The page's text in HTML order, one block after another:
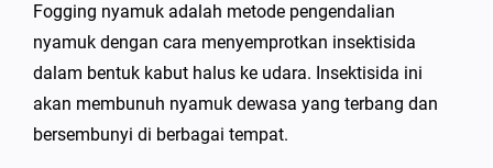
Fogging nyamuk adalah metode pengendalian
nyamuk dengan cara menyemprotkan insektisida
dalam bentuk kabut halus ke udara. Insektisida ini
akan membunuh nyamuk dewasa yang terbang dan
bersembunyi di berbagai tempat.